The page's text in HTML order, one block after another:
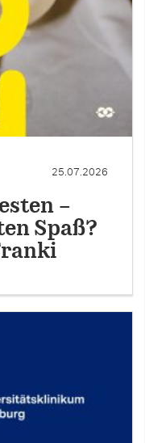
25.07.2026
–
Spaß?